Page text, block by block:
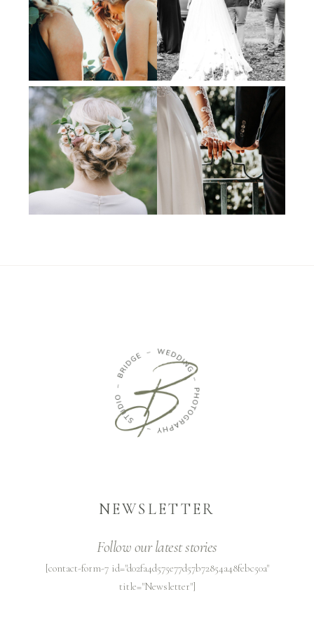
NEWSLETTER
Follow our latest stories
[contact-form-7 id="d02fa4d575e77d57b72854a48febc50a"
title="Newsletter"]